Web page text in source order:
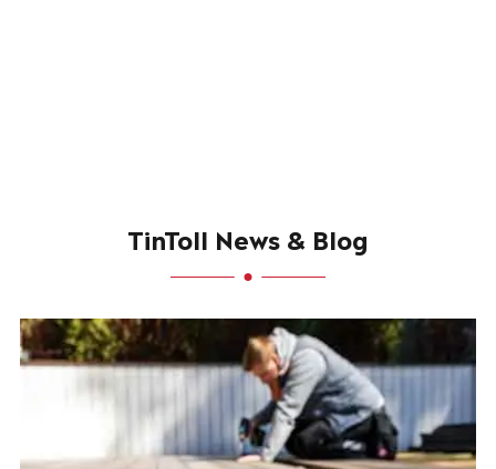
TinToll News & Blog